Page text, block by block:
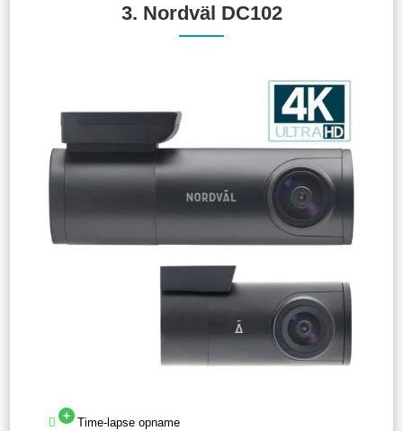
3. Nordväl DC102
Time-lapse opname